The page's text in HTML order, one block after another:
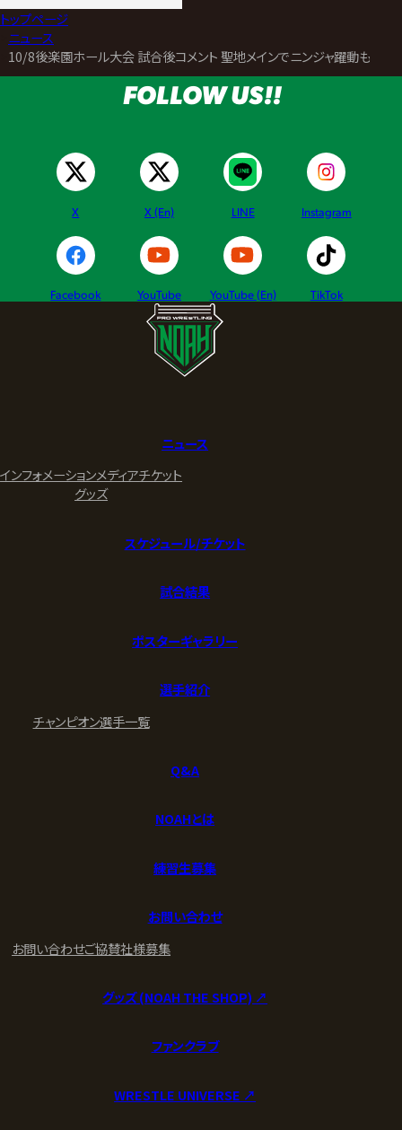
トップページ
ニュース
10/8後楽園ホール大会 試合後コメント 聖地メインでニンジャ躍動も…王
FOLLOW US!!
X X (En) LINE Instagram
Facebook YouTube YouTube (En) TikTok
ニュース
インフォメーションメディアチケット
グッズ
スケジュール/チケット
試合結果
ポスターギャラリー
選手紹介
チャンピオン選手一覧
Q&A
NOAHとは
練習生募集
お問い合わせ
お問い合わせご協賛社様募集
グッズ (NOAH THE SHOP) ↗︎
ファンクラブ
WRESTLE UNIVERSE ↗︎